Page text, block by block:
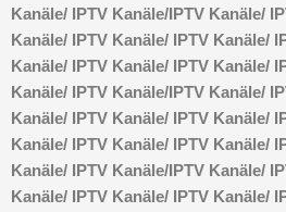
Kanäle/
IPTV Kanäle/ IPTV Kanäle/
Kanäle/
IPTV Kanäle/ IPTV Kanäle/
Kanäle/
IPTV Kanäle/ IPTV Kanäle/
Kanäle/
IPTV Kanäle/ IPTV Kanäle/
Kanäle/
IPTV Kanäle/ IPTV Kanäle/
Kanäle/
IPTV Kanäle/ IPTV Kanäle/
Kanäle/
IPTV Kanäle/ IPTV Kanäle/
Kanäle/
IPTV Kanäle/ IPTV Kanäle/